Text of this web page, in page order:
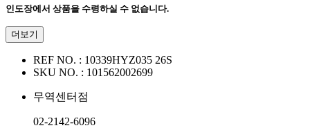
인도장에서 상품을 수령하실 수 없습니다.
더보기
REF NO. : 10339HYZ035 26S
SKU NO. : 101562002699
무역센터점
02-2142-6096